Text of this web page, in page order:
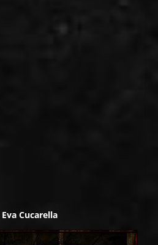
Eva Cucarella